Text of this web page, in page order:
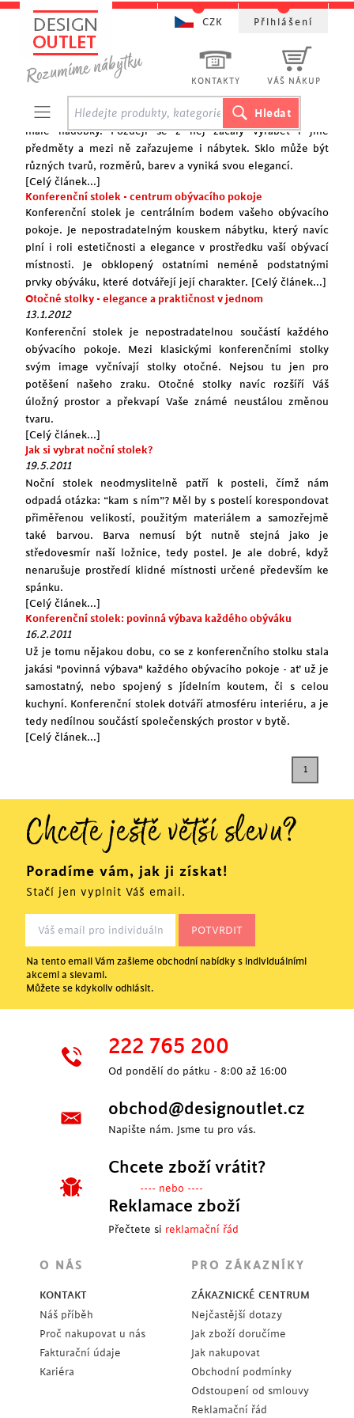
Stolky
Průhlednost a elegance v jednom - sklo
Sklo má dávnou historii. Poprvé se začalo objevovat už 3000
let před n.l. ve starověkém Egyptě. Zpočátku se používalo
na výrobu malých předmětů jako jsou šperky, ozdoby nebo
malé nádobky. Později se z něj začaly vyrábět i jiné
předměty a mezi ně zařazujeme i nábytek. Sklo může být
různých tvarů, rozměrů, barev a vyniká svou elegancí.
[Celý článek...]
Konferenční stolek - centrum obývacího pokoje
Konferenční stolek je centrálním bodem vašeho obývacího
pokoje. Je nepostradatelným kouskem nábytku, který navíc
plní i roli estetičnosti a elegance v prostředku vaší obývací
místnosti. Je obklopený ostatními neméně podstatnými
prvky obýváku, které dotvářejí její charakter. [Celý článek...]
Otočné stolky - elegance a praktičnost v jednom
13.1.2012
Konferenční stolek je nepostradatelnou součástí každého
obývacího pokoje. Mezi klasickými konferenčními stolky
svým image vyčnívají stolky otočné. Nejsou tu jen pro
potěšení našeho zraku. Otočné stolky navíc rozšíří Váš
úložný prostor a překvapí Vaše známé neustálou změnou
tvaru.
[Celý článek...]
Jak si vybrat noční stolek?
19.5.2011
Noční stolek neodmyslitelně patří k posteli, čímž nám
odpadá otázka: “kam s ním”? Měl by s postelí korespondovat
přiměřenou velikostí, použitým materiálem a samozřejmě
také barvou. Barva nemusí být nutně stejná jako je
středovesmír naší ložnice, tedy postel. Je ale dobré, když
nenarušuje prostředí klidné místnosti určené především ke
spánku.
[Celý článek...]
Konferenční stolek: povinná výbava každého obýváku
16.2.2011
Už je tomu nějakou dobu, co se z konferenčního stolku stala
jakási "povinná výbava" každého obývacího pokoje - ať už je
samostatný, nebo spojený s jídelním koutem, či s celou
kuchyní. Konferenční stolek dotváří atmosféru interiéru, a je
tedy nedílnou součástí společenských prostor v bytě.
[Celý článek...]
1
KONTAKTY VÁŠ NÁKUP
CZK Přihlášení
Chcete ještě větší slevu?
Poradíme vám, jak ji získat!
Stačí jen vyplnit Váš email.
Na tento email Vám zašleme obchodní nabídky s individuálními
akcemi a slevami.
Můžete se kdykoliv odhlásit.
222 765 200
Od pondělí do pátku - 8:00 až 16:00
obchod@designoutlet.cz
Napište nám. Jsme tu pro vás.
Chcete zboží vrátit?
---- nebo ----
Reklamace zboží
Přečtete si reklamační řád
O NÁS
KONTAKT
Náš příběh
Proč nakupovat u nás
Fakturační údaje
Kariéra
PRO ZÁKAZNÍKY
ZÁKAZNICKÉ CENTRUM
Nejčastější dotazy
Jak zboží doručíme
Jak nakupovat
Obchodní podmínky
Odstoupení od smlouvy
Reklamační řád